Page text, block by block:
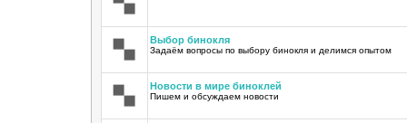
Выбор бинокля
Задаём вопросы по выбору бинокля и делимся опытом
Новости в мире биноклей
Пишем и обсуждаем новости